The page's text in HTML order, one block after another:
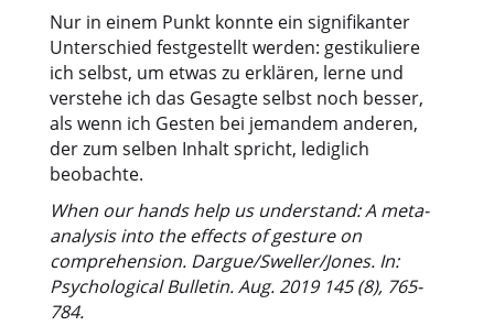
Nur in einem Punkt konnte ein signifikanter
Unterschied festgestellt werden: gestikuliere
ich selbst, um etwas zu erklären, lerne und
verstehe ich das Gesagte selbst noch besser,
als wenn ich Gesten bei jemandem anderen,
der zum selben Inhalt spricht, lediglich
beobachte.
When our hands help us understand: A meta-
analysis into the effects of gesture on
comprehension. Dargue/Sweller/Jones. In:
Psychological Bulletin. Aug. 2019 145 (8), 765-
784.